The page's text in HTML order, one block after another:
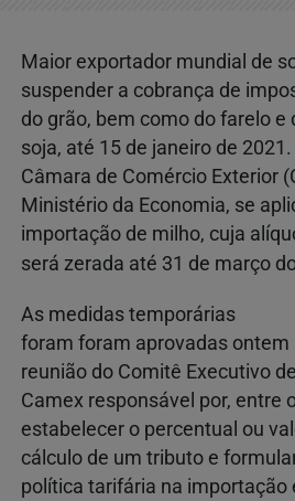
Maior exportador mundial de
suspender a cobrança de
do grão, bem como do farelo e
soja, até 15 de janeiro de
Câmara de Comércio Exterior
Ministério da Economia, se
importação de milho, cuja
será zerada até 31 de março
As medidas temporárias
foram foram aprovadas ontem
reunião do Comitê Executivo
Camex responsável por, entre
estabelecer o percentual ou
cálculo de um tributo e
política tarifária na importação